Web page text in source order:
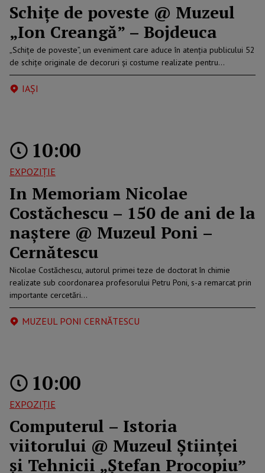
Schițe de poveste @ Muzeul
„Ion Creangă” – Bojdeuca
„Schițe de poveste”, un eveniment care aduce în atenția publicului 52
de schițe originale de decoruri și costume realizate pentru…
IAŞI
10:00
EXPOZIȚIE
In Memoriam Nicolae
Costăchescu – 150 de ani de la
naștere @ Muzeul Poni –
Cernătescu
Nicolae Costăchescu, autorul primei teze de doctorat în chimie
realizate sub coordonarea profesorului Petru Poni, s-a remarcat prin
importante cercetări…
MUZEUL PONI CERNĂTESCU
10:00
EXPOZIȚIE
Computerul – Istoria
viitorului @ Muzeul Științei
și Tehnicii „Ștefan Procopiuˮ